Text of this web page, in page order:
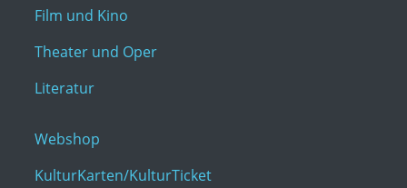
Film und Kino
Theater und Oper
Literatur
Webshop
KulturKarten/KulturTicket